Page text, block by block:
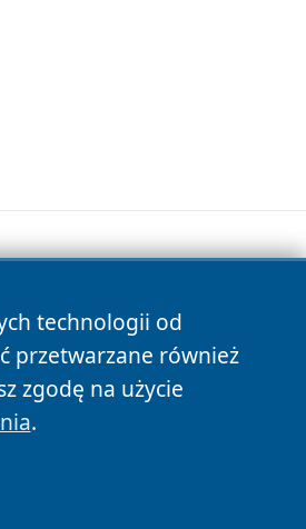
technologii od
przetwarzane również
zgodę na użycie
.